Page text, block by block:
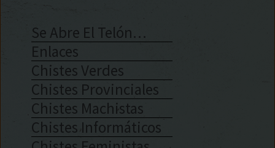
Se Abre El Telón…
Enlaces
Chistes Verdes
Chistes Provinciales
Chistes Machistas
Chistes Informáticos